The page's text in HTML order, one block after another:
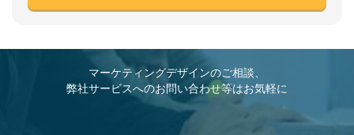
マーケティングデザインのご相談、
弊社サービスへのお問い合わせ等はお気軽に